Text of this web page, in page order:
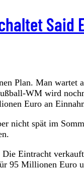
Said
Plan. Man
WM wird
Euro an
nicht spät im
Eintracht
95 Millionen Euro